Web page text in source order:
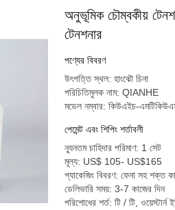
অনুভূমিক চৌম্বকীয়
টেনশনার
পণ্যের বিবরণ
উৎপত্তি স্থল: হাংঝৌ চিনা
পরিচিতিমুলক নাম: QIANHE
মডেল নম্বার: কিউএইচ-
পেমেন্ট এবং শিপিং শর্তাবলী
ন্যূনতম চাহিদার পরিমাণ: 1 সেট
মূল্য: US$ 105- US$165
প্যাকেজিং বিবরণ: ফেনা সহ শক্ত
ডেলিভারি সময়: 3-7 কাজের দিন
পরিশোধের শর্ত: টি / টি, ওয়েস্টার্ন